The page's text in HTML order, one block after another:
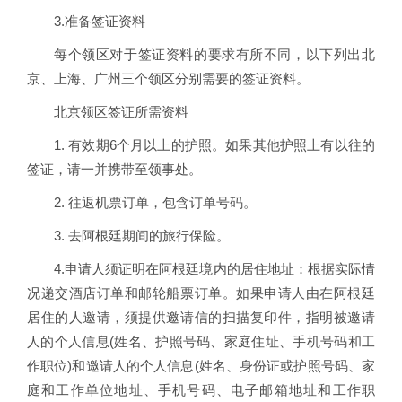
3.准备签证资料
每个领区对于签证资料的要求有所不同，以下列出北
京、上海、广州三个领区分别需要的签证资料。
北京领区签证所需资料
1. 有效期6个月以上的护照。如果其他护照上有以往的
签证，请一并携带至领事处。
2. 往返机票订单，包含订单号码。
3. 去阿根廷期间的旅行保险。
4.申请人须证明在阿根廷境内的居住地址：根据实际情
况递交酒店订单和邮轮船票订单。如果申请人由在阿根廷
居住的人邀请，须提供邀请信的扫描复印件，指明被邀请
人的个人信息(姓名、护照号码、家庭住址、手机号码和工
作职位)和邀请人的个人信息(姓名、身份证或护照号码、家
庭和工作单位地址、手机号码、电子邮箱地址和工作职